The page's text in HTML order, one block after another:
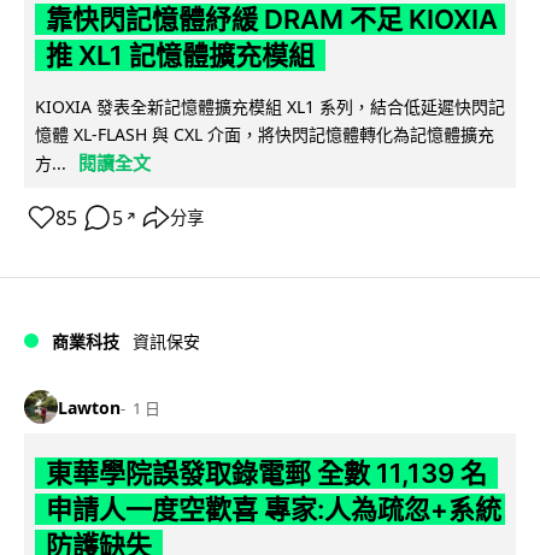
靠快閃記憶體紓緩 DRAM 不足 KIOXIA
推 XL1 記憶體擴充模組
KIOXIA 發表全新記憶體擴充模組 XL1 系列，結合低延遲快閃記
憶體 XL-FLASH 與 CXL 介面，將快閃記憶體轉化為記憶體擴充
方...
閱讀全文
85 5 ↗ 分享
商業科技 資訊保安
Lawton 1 日
東華學院誤發取錄電郵 全數 11,139 名
申請人一度空歡喜 專家:人為疏忽+系統
防護缺失